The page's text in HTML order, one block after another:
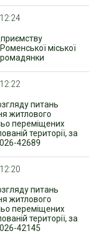
міської
питань
житлового
переміщених
території, за
42689
питань
житлового
переміщених
території, за
42145